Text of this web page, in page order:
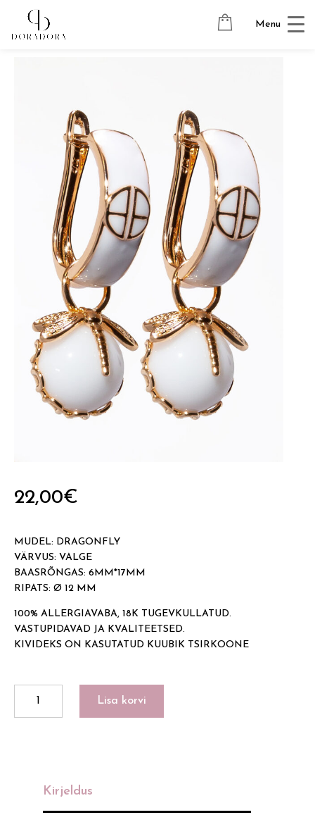
Menu
Avaleht Ripatsitega kõrvarõngad
→
DRAGONFLY
22,00€
MUDEL: DRAGONFLY
VÄRVUS: VALGE
BAASRÕNGAS: 6MM*17MM
RIPATS: Ø 12 MM
100% ALLERGIAVABA, 18K TUGEVKULLATUD.
VASTUPIDAVAD JA KVALITEETSED.
KIVIDEKS ON KASUTATUD KUUBIK TSIRKOONE
kogus
Lisa korvi
Kirjeldus